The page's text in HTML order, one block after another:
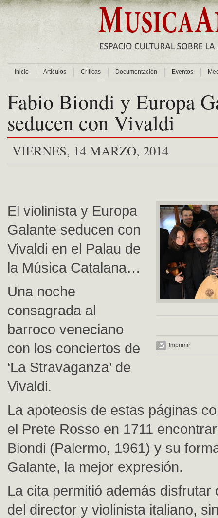
Inicio Artículos Críticas Documentación Eventos
Fabio Biondi y Europa
seducen con Vivaldi
VIERNES, 14 MARZO, 2014
Imprimir
El violinista y Europa
Galante seducen con
Vivaldi en el Palau de
la Música Catalana…
Una noche
consagrada al
barroco veneciano
con los conciertos de
‘La Stravaganza’ de
Vivaldi.
La apoteosis de estas páginas
el Prete Rosso en 1711
Biondi (Palermo, 1961) y su
Galante, la mejor expresión.
La cita permitió además disfrutar
del director y violinista italiano,